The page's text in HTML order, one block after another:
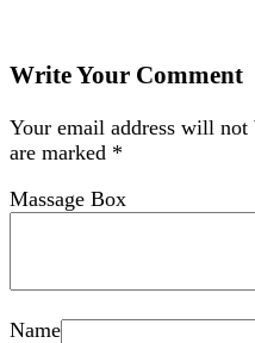
Write Your Comment
Your email address will not
are marked *
Massage Box
Name